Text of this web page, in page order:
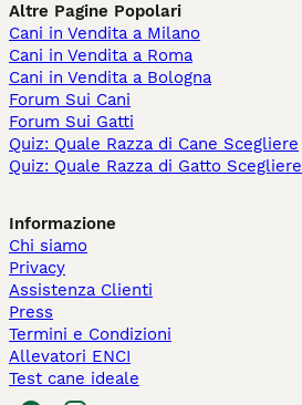
Altre Pagine Popolari
Cani in Vendita a Milano
Cani in Vendita a Roma
Cani in Vendita a Bologna
Forum Sui Cani
Forum Sui Gatti
Quiz: Quale Razza di Cane Scegliere
Quiz: Quale Razza di Gatto Scegliere
Informazione
Chi siamo
Privacy
Assistenza Clienti
Press
Termini e Condizioni
Allevatori ENCI
Test cane ideale